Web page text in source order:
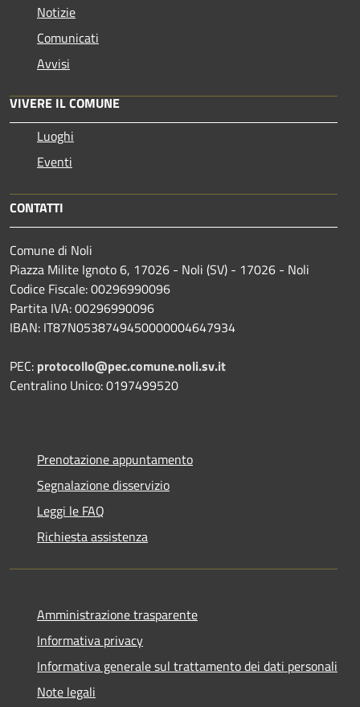
Notizie
Comunicati
Avvisi
VIVERE IL COMUNE
Luoghi
Eventi
CONTATTI
Comune di Noli
Piazza Milite Ignoto 6, 17026 - Noli (SV) - 17026 - Noli
Codice Fiscale: 00296990096
Partita IVA: 00296990096
IBAN: IT87N0538749450000004647934
PEC: protocollo@pec.comune.noli.sv.it
Centralino Unico: 0197499520
Prenotazione appuntamento
Segnalazione disservizio
Leggi le FAQ
Richiesta assistenza
Amministrazione trasparente
Informativa privacy
Informativa generale sul trattamento dei dati personali
Note legali